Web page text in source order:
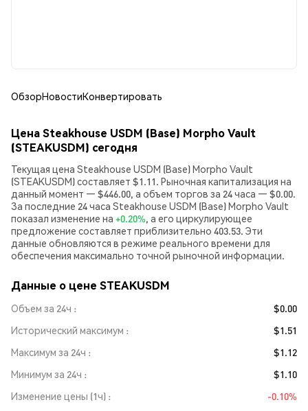
ОбзорНовостиКонвертировать
Цена Steakhouse USDM (Base) Morpho Vault
(STEAKUSDM) сегодня
Текущая цена Steakhouse USDM (Base) Morpho Vault
(STEAKUSDM) составляет $1.11. Рыночная капитализация на
данный момент — $446.00, а объем торгов за 24 часа — $0.00.
За последние 24 часа Steakhouse USDM (Base) Morpho Vault
показал изменение на +0.20%, а его циркулирующее
предложение составляет приблизительно 403.53. Эти
данные обновляются в режиме реального времени для
обеспечения максимально точной рыночной информации.
Данные о цене STEAKUSDM
Объем за 24ч
$0.00
Исторический максимум
$1.51
Максимум за 24ч
$1.12
Минимум за 24ч
$1.10
Изменение цены (1ч)
-0.10%